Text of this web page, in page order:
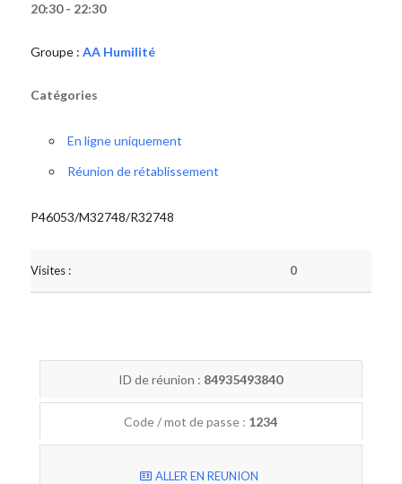
20:30 - 22:30
Groupe : AA Humilité
Catégories
En ligne uniquement
Réunion de rétablissement
P46053/M32748/R32748
Visites : 0
ID de réunion : 84935493840
Code / mot de passe : 1234
ALLER EN REUNION